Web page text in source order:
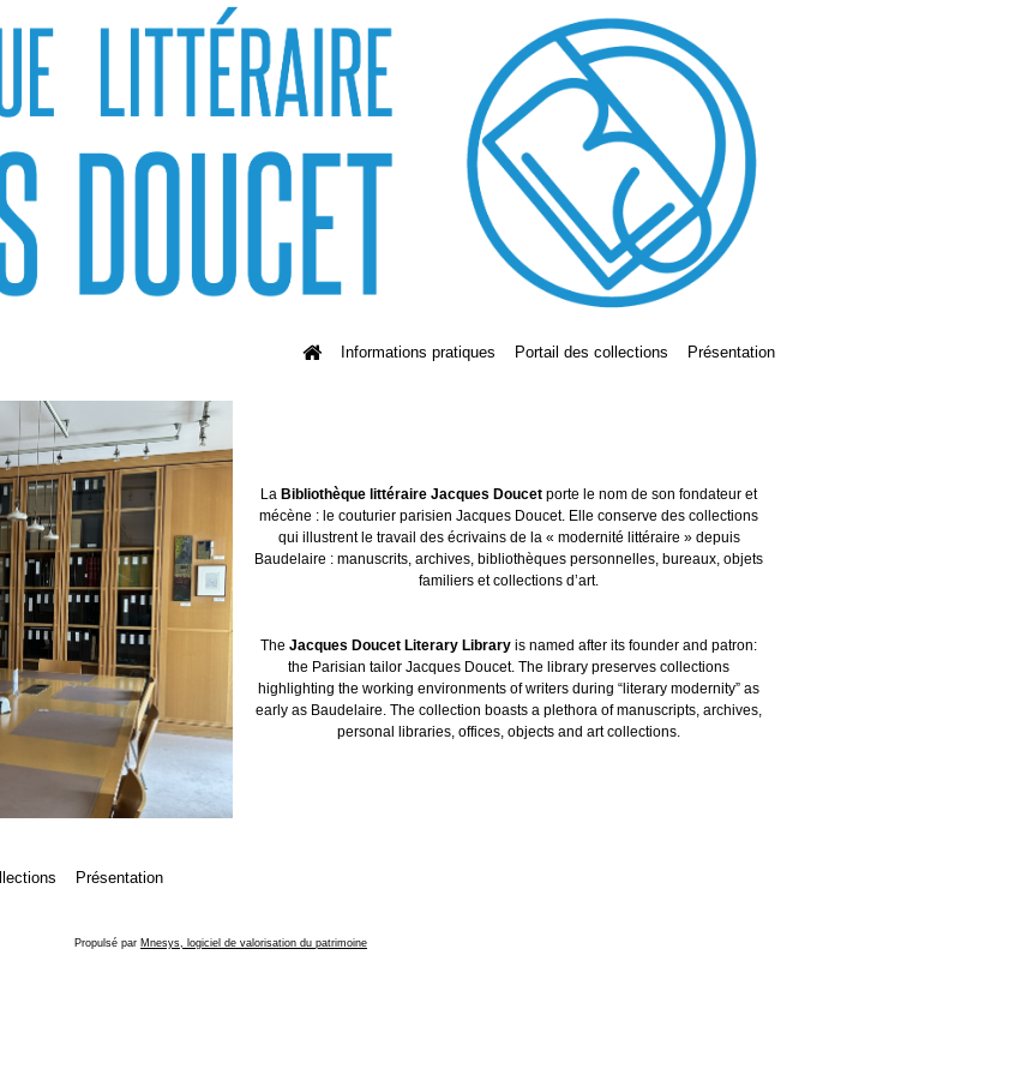
Informations pratiques Portail des collections Présentation
La Bibliothèque littéraire Jacques Doucet porte le nom de son fondateur et
mécène : le couturier parisien Jacques Doucet. Elle conserve des collections
qui illustrent le travail des écrivains de la « modernité littéraire » depuis
Baudelaire : manuscrits, archives, bibliothèques personnelles, bureaux, objets
familiers et collections d’art.
The Jacques Doucet Literary Library is named after its founder and patron:
the Parisian tailor Jacques Doucet. The library preserves collections
highlighting the working environments of writers during “literary modernity” as
early as Baudelaire. The collection boasts a plethora of manuscripts, archives,
personal libraries, offices, objects and art collections.
Présentation
Propulsé par Mnesys, logiciel de valorisation du patrimoine